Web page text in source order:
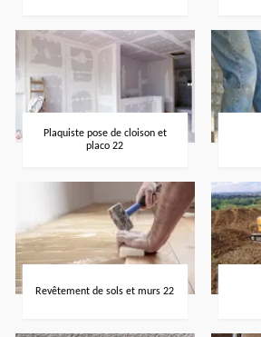
Plaquiste pose de cloison et
placo 22
Revêtement de sols et murs 22